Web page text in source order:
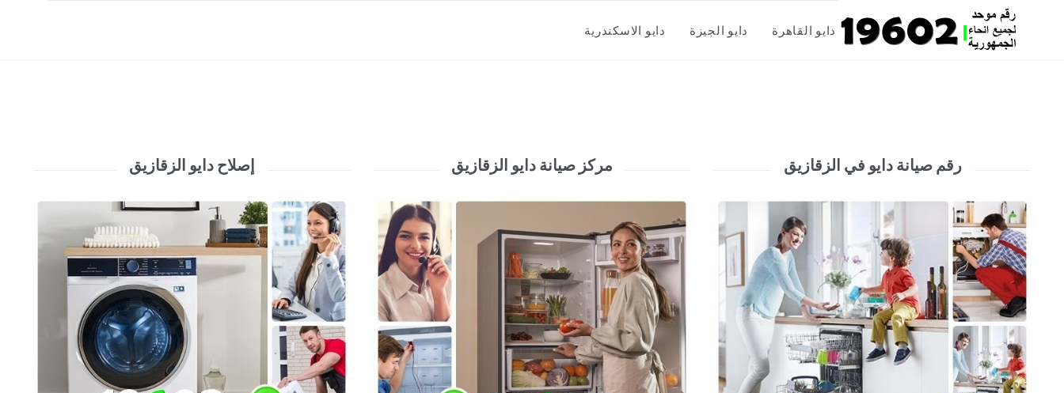
Skip
toدايو القاهرة دايو الجيزة دايو الاسكندرية
إصلاح دايو الزقازيق مركز صيانة دايو الزقازيق رقم صيانة دايو في الزقازيق